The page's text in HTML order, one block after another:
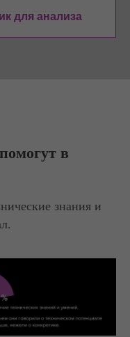
для анализа
в
знания и